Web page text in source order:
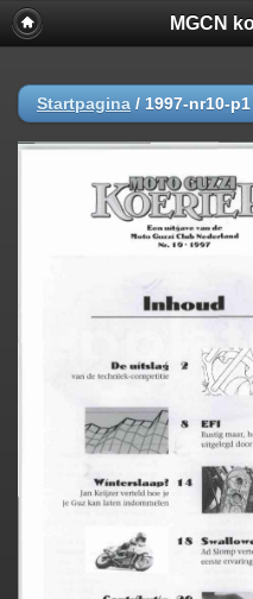
MGCN
Startpagina / 1997-nr10-p1